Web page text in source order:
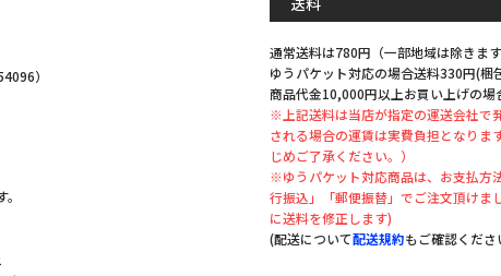
）
通常送料は780円（一部地域は除きま
ゆうパケット対応の場合送料330円(梱
商品代金10,000円以上お買い上げの場
※上記送料は当店が指定の運送会社で
される場合の運賃は実費負担となりま
じめご了承ください。）
※ゆうパケット対応商品は、お支払方
行振込」「郵便振替」でご注文頂けま
に送料を修正します)
(配送について配送規約もご確認くださ